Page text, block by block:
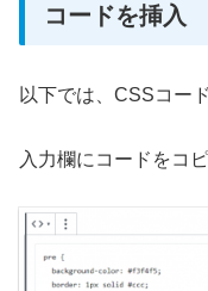
コードを挿入
以下では、CSSコー
入力欄にコードをコ